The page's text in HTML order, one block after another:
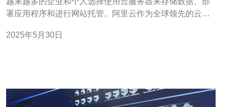
署应用程序和进行网站托管。阿里云作为全球领先的云计
睐。 新加坡阿里云服务器拥有卓越的性能优势，其数据中
2025年5月30日